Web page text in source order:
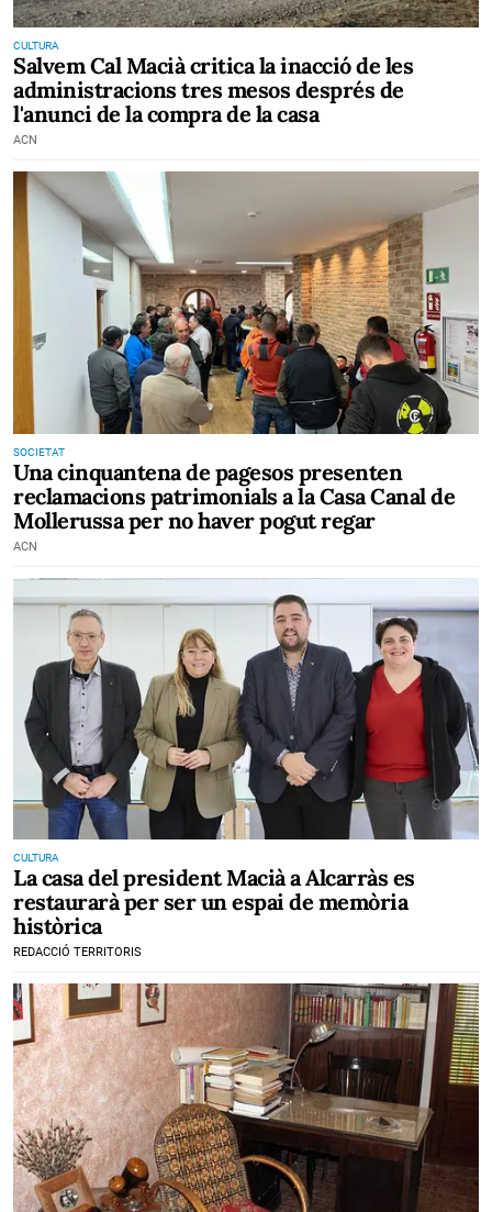
CULTURA
Salvem Cal Macià critica la inacció de les
administracions tres mesos després de
l'anunci de la compra de la casa
ACN
SOCIETAT
Una cinquantena de pagesos presenten
reclamacions patrimonials a la Casa Canal de
Mollerussa per no haver pogut regar
ACN
CULTURA
La casa del president Macià a Alcarràs es
restaurarà per ser un espai de memòria
històrica
REDACCIÓ TERRITORIS